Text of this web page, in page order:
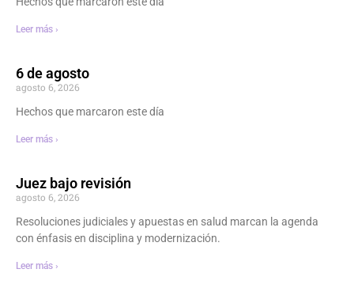
Leer más ›
6 de agosto
agosto 6, 2026
Hechos que marcaron este día
Leer más ›
Juez bajo revisión
agosto 6, 2026
Resoluciones judiciales y apuestas en salud marcan la agenda
con énfasis en disciplina y modernización.
Leer más ›